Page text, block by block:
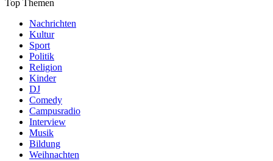
Top Themen
Nachrichten
Kultur
Sport
Politik
Religion
Kinder
DJ
Comedy
Campusradio
Interview
Musik
Bildung
Weihnachten